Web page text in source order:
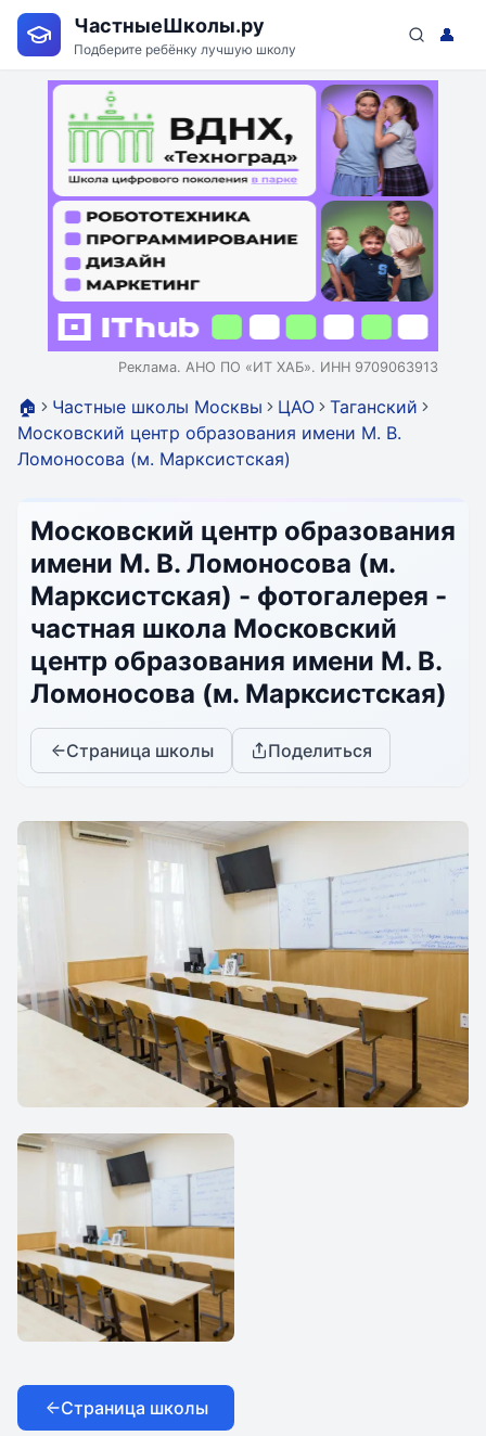
ЧастныеШколы.ру
Подберите ребёнку лучшую школу
👤
Реклама. АНО ПО «ИТ ХАБ». ИНН 9709063913
🏠 Частные школы Москвы ЦАО
Таганский
Московский центр образования имени М. В.
Ломоносова (м. Марксистская)
Московский центр образования
имени М. В. Ломоносова (м.
Марксистская) - фотогалерея -
частная школа Московский
центр образования имени М. В.
Ломоносова (м. Марксистская)
Страница школы Поделиться
образования имени
М. В. Ломоносов
Страница школы